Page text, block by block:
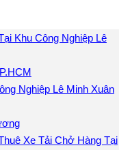
Khu Công Nghiệp Lê
Nghiệp Lê Minh Xuân
Xe Tải Chở Hàng Tại